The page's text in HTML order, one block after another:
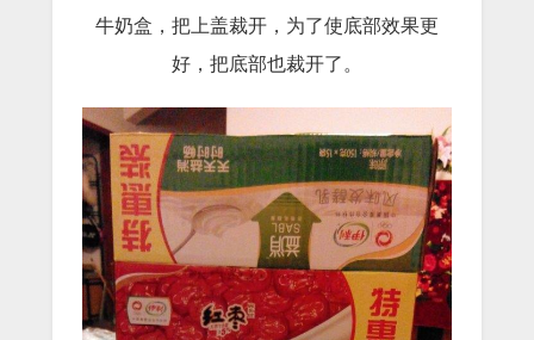
牛奶盒，把上盖裁开，为了使底部效果更
好，把底部也裁开了。